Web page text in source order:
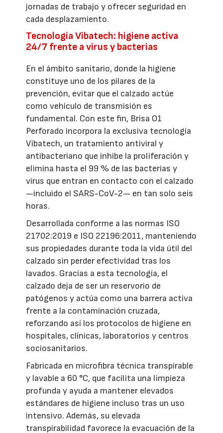
jornadas de trabajo y ofrecer seguridad en
cada desplazamiento.
Tecnología Vibatech: higiene activa
24/7 frente a virus y bacterias
En el ámbito sanitario, donde la higiene
constituye uno de los pilares de la
prevención, evitar que el calzado actúe
como vehículo de transmisión es
fundamental. Con este fin, Brisa O1
Perforado incorpora la exclusiva tecnología
Vibatech, un tratamiento antiviral y
antibacteriano que inhibe la proliferación y
elimina hasta el 99 % de las bacterias y
virus que entran en contacto con el calzado
—incluido el SARS-CoV-2— en tan solo seis
horas.
Desarrollada conforme a las normas ISO
21702:2019 e ISO 22196:2011, manteniendo
sus propiedades durante toda la vida útil del
calzado sin perder efectividad tras los
lavados. Gracias a esta tecnología, el
calzado deja de ser un reservorio de
patógenos y actúa como una barrera activa
frente a la contaminación cruzada,
reforzando así los protocolos de higiene en
hospitales, clínicas, laboratorios y centros
sociosanitarios.
Fabricada en microfibra técnica transpirable
y lavable a 60 °C, que facilita una limpieza
profunda y ayuda a mantener elevados
estándares de higiene incluso tras un uso
intensivo. Además, su elevada
transpirabilidad favorece la evacuación de la